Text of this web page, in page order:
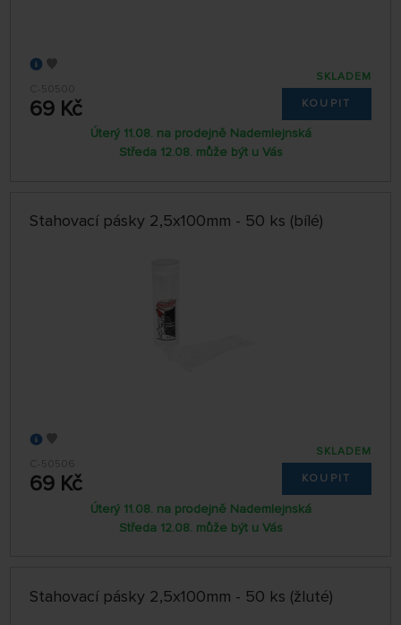
C-50500
69 Kč
SKLADEM
KOUPIT
Úterý 11.08. na prodejně Nademlejnská
Středa 12.08. může být u Vás
Stahovací pásky 2,5x100mm - 50 ks (bílé)
C-50506
69 Kč
SKLADEM
KOUPIT
Úterý 11.08. na prodejně Nademlejnská
Středa 12.08. může být u Vás
Stahovací pásky 2,5x100mm - 50 ks (žluté)